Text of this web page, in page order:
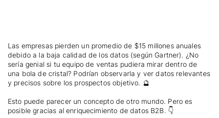
Las empresas pierden un promedio de $15 millones anuales
debido a la baja calidad de los datos (según Gartner). ¿No
sería genial si tu equipo de ventas pudiera mirar dentro de
una bola de cristal? Podrían observarla y ver datos relevantes
y precisos sobre los prospectos objetivo. 🔮
Esto puede parecer un concepto de otro mundo. Pero es
posible gracias al enriquecimiento de datos B2B. 👇